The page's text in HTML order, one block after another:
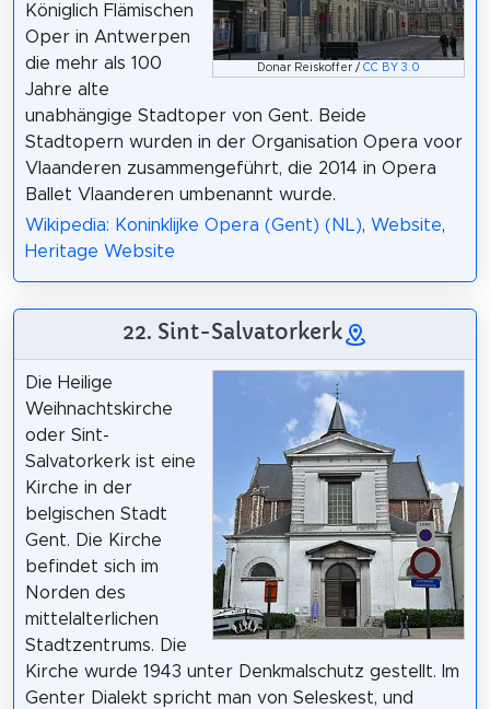
Donar Reiskoffer /CC BY 3.0
Königlich Flämischen
Oper in Antwerpen
die mehr als 100
Jahre alte
unabhängige Stadtoper von Gent. Beide
Stadtopern wurden in der Organisation Opera voor
Vlaanderen zusammengeführt, die 2014 in Opera
Ballet Vlaanderen umbenannt wurde.
Wikipedia: Koninklijke Opera (Gent) (NL), Website,
Heritage Website
22. Sint-Salvatorkerk
Die Heilige
Weihnachtskirche
oder Sint-
Salvatorkerk ist eine
Kirche in der
belgischen Stadt
Gent. Die Kirche
befindet sich im
Norden des
mittelalterlichen
Stadtzentrums. Die
Kirche wurde 1943 unter Denkmalschutz gestellt. Im
Genter Dialekt spricht man von Seleskest, und